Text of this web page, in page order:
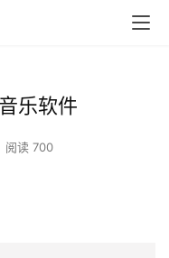
乐软件
阅读 700